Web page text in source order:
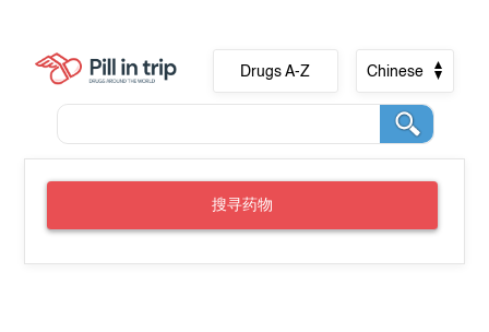
Drugs A-Z Chinese
搜寻药物